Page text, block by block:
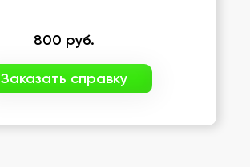
800 руб.
Заказать справку